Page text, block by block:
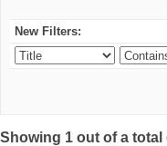
New Filters:
Showing 1 out of a